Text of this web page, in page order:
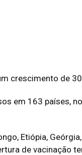
crescimento de
em 163 países,
Etiópia,
de